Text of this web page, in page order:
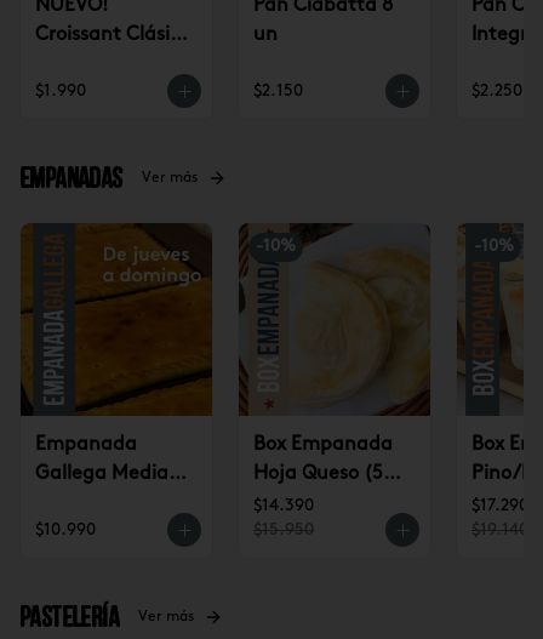
NUEVO!
Croissant Clásico
$1.990
Pan Ciabatta 8
un
$2.150
Pan
$2.250
Empanadas Ver más
Empanada
Gallega Mediana
domingo)
$10.990
-10%
Box Empanada
Hoja Queso (5u)
$14.390
$14.390
$15.950
-10%
Box
Pino/
(6u)
$17.290
$19.140
Pastelería Ver más